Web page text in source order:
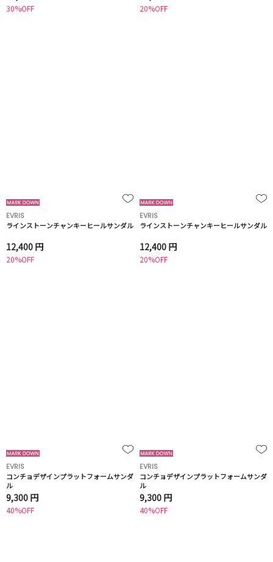
30%OFF 20%OFF
EVRIS
ラインストーンチャンキーヒールサンダル
12,400 円
20%OFF
EVRIS
ラインストーンチャンキーヒールサンダル
12,400 円
20%OFF
EVRIS
コンチョデザインプラットフォームサンダ
ル
9,300 円
40%OFF
EVRIS
コンチョデザインプラットフォームサンダ
ル
9,300 円
40%OFF